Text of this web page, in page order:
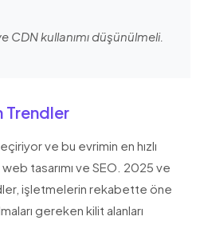
CDN kullanımı düşünülmeli.
Trendler
ve bu evrimin en hızlı
tasarımı ve SEO. 2025 ve
işletmelerin rekabette öne
gereken kilit alanları